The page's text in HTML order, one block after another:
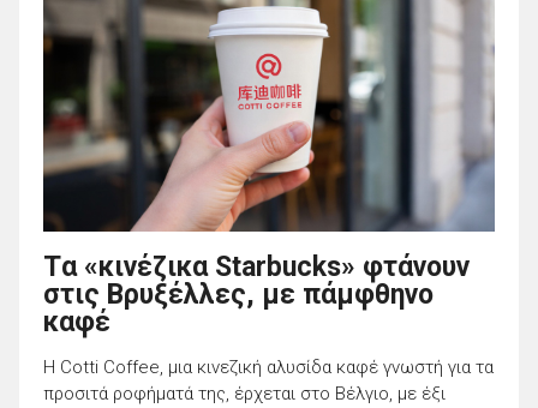
Tα «κινέζικα Starbucks» φτάνουν
στις Βρυξέλλες, με πάμφθηνο
καφέ
Η Cotti Coffee, μια κινεζική αλυσίδα καφέ γνωστή για τα
προσιτά ροφήματά της, έρχεται στο Βέλγιο, με έξι